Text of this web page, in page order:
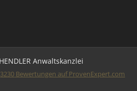
Anwaltskanzlei
3230 Bewertungen auf ProvenExpert.com